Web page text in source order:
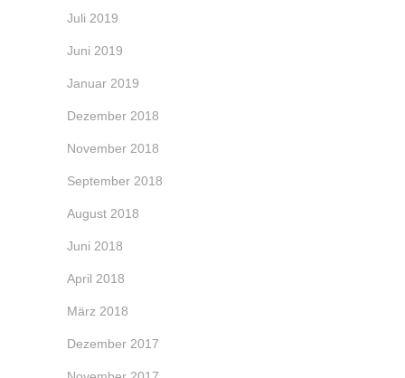
Juli 2019
Juni 2019
Januar 2019
Dezember 2018
November 2018
September 2018
August 2018
Juni 2018
April 2018
März 2018
Dezember 2017